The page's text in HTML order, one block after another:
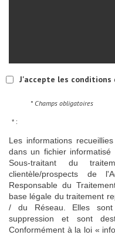
J'accepte les
* Champs obligatoires
* :
Les informations
dans un fichier
Sous-traitant du
clientèle/prospects de
Responsable du
base légale du traitement
/ du Réseau. Elles sont
suppression et sont
Conformément à la loi «